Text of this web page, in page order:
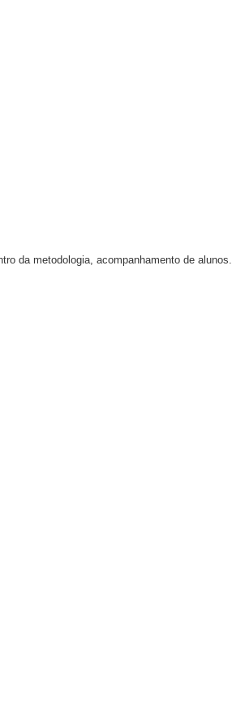
da metodologia, acompanhamento de alunos.